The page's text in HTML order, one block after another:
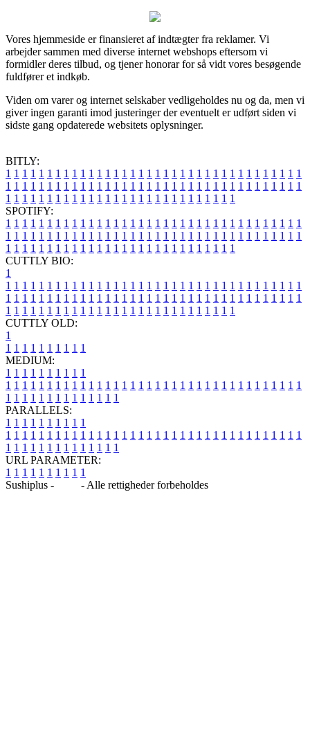
Vores hjemmeside er finansieret af indtægter fra reklamer. Vi
arbejder sammen med diverse internet webshops eftersom vi
formidler deres tilbud, og tjener honorar for så vidt vores besøgende
fuldfører et indkøb.
Viden om varer og internet selskaber vedligeholdes nu og da, men vi
giver ingen garanti imod justeringer der eventuelt er udført siden vi
sidste gang opdaterede websitets oplysninger.
BITLY:
1 1 1 1 1 1 1 1 1 1 1 1 1 1 1 1 1 1 1 1 1 1 1 1 1 1 1 1 1 1 1 1 1 1 1 1
1 1 1 1 1 1 1 1 1 1 1 1 1 1 1 1 1 1 1 1 1 1 1 1 1 1 1 1 1 1 1 1 1 1 1 1
1 1 1 1 1 1 1 1 1 1 1 1 1 1 1 1 1 1 1 1 1 1 1 1 1 1 1 1
SPOTIFY:
1 1 1 1 1 1 1 1 1 1 1 1 1 1 1 1 1 1 1 1 1 1 1 1 1 1 1 1 1 1 1 1 1 1 1 1
1 1 1 1 1 1 1 1 1 1 1 1 1 1 1 1 1 1 1 1 1 1 1 1 1 1 1 1 1 1 1 1 1 1 1 1
1 1 1 1 1 1 1 1 1 1 1 1 1 1 1 1 1 1 1 1 1 1 1 1 1 1 1 1
CUTTLY BIO:
1
1 1 1 1 1 1 1 1 1 1 1 1 1 1 1 1 1 1 1 1 1 1 1 1 1 1 1 1 1 1 1 1 1 1 1 1
1 1 1 1 1 1 1 1 1 1 1 1 1 1 1 1 1 1 1 1 1 1 1 1 1 1 1 1 1 1 1 1 1 1 1 1
1 1 1 1 1 1 1 1 1 1 1 1 1 1 1 1 1 1 1 1 1 1 1 1 1 1 1 1
CUTTLY OLD:
1
1 1 1 1 1 1 1 1 1 1
MEDIUM:
1 1 1 1 1 1 1 1 1 1
1 1 1 1 1 1 1 1 1 1 1 1 1 1 1 1 1 1 1 1 1 1 1 1 1 1 1 1 1 1 1 1 1 1 1 1
1 1 1 1 1 1 1 1 1 1 1 1 1 1
PARALLELS:
1 1 1 1 1 1 1 1 1 1
1 1 1 1 1 1 1 1 1 1 1 1 1 1 1 1 1 1 1 1 1 1 1 1 1 1 1 1 1 1 1 1 1 1 1 1
1 1 1 1 1 1 1 1 1 1 1 1 1 1
URL PARAMETER:
1 1 1 1 1 1 1 1 1 1
Sushiplus -
- Alle rettigheder forbeholdes